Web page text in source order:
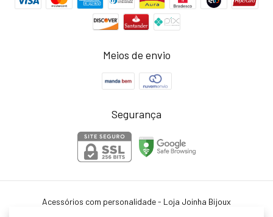
Meios de envio
Segurança
Acessórios com personalidade - Loja Joinha Bijoux